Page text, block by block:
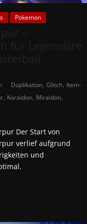
Pokemon
Duplikation,Glitch, Item-
, Koraidon, Miraidon,
Der Start von
verlief aufgrund
und